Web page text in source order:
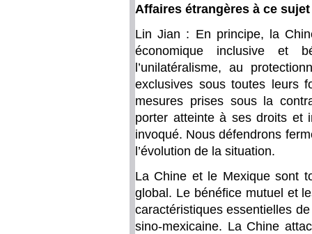
Affaires étrangères à ce
Lin Jian : En principe, la
économique inclusive et
l’unilatéralisme, au
exclusives sous toutes leurs
mesures prises sous la
porter atteinte à ses droits et
invoqué. Nous défendrons
l’évolution de la situation.
La Chine et le Mexique sont
global. Le bénéfice mutuel et
caractéristiques essentielles
sino-mexicaine. La Chine